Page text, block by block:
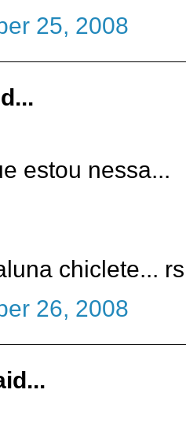
25, 2008
estou nessa...
chiclete...
26, 2008